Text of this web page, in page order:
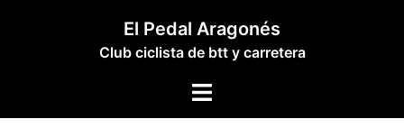
El Pedal Aragonés
Club ciclista de btt y carretera
Alternar